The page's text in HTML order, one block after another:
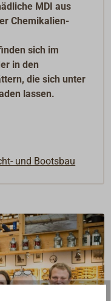
MDI aus
Chemikalien-
sich im
in den
die sich unter
lassen.
und Bootsbau